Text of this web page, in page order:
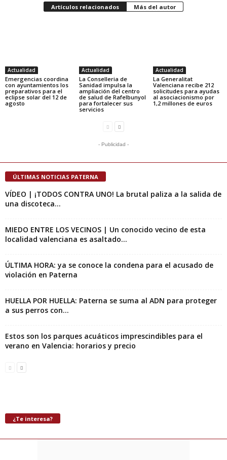
Artículos relacionados Más del autor
Actualidad
Emergencias coordina
con ayuntamientos los
preparativos para el
eclipse solar del 12 de
agosto
Actualidad
La Conselleria de
Sanidad impulsa la
ampliación del centro
de salud de Rafelbunyol
para fortalecer sus
servicios
Actualidad
La Generalitat
Valenciana recibe 212
solicitudes para ayudas
al asociacionismo por
1,2 millones de euros
- Publicidad -
ÚLTIMAS NOTICIAS PATERNA
VÍDEO | ¡TODOS CONTRA UNO! La brutal paliza a la salida de
una discoteca...
MIEDO ENTRE LOS VECINOS | Un conocido vecino de esta
localidad valenciana es asaltado...
ÚLTIMA HORA: ya se conoce la condena para el acusado de
violación en Paterna
HUELLA POR HUELLA: Paterna se suma al ADN para proteger
a sus perros con...
Estos son los parques acuáticos imprescindibles para el
verano en Valencia: horarios y precio
¿Te interesa?